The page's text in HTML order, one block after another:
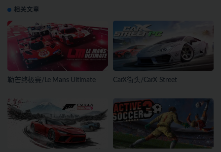
相关文章
勒芒终极赛/Le Mans Ultimate CarX街头/CarX Street